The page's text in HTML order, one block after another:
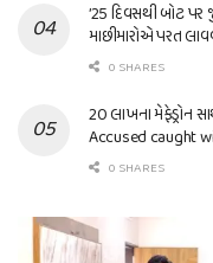
’25 દિવસથી બોટ પર
માછીમારોએ પરત
0 SHARES
20 લાખના મેફેડ્રોન
Accused caught
0 SHARES